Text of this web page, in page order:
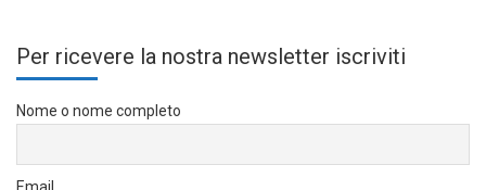
Per ricevere la nostra newsletter iscriviti
Nome o nome completo